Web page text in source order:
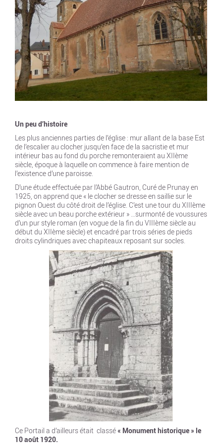
Un peu d’histoire
Les plus anciennes parties de l’église : mur allant de la base Est
de l’escalier au clocher jusqu’en face de la sacristie et mur
intérieur bas au fond du porche remonteraient au XIIème
siècle, époque à laquelle on commence à faire mention de
l’existence d’une paroisse.
D’une étude effectuée par l’Abbé Gautron, Curé de Prunay en
1925, on apprend que « le clocher se dresse en saillie sur le
pignon Ouest du côté droit de l’église. C’est une tour du XIIIème
siècle avec un beau porche extérieur » …surmonté de voussures
d’un pur style roman (en vogue de la fin du VIIIème siècle au
début du XIIème siècle) et encadré par trois séries de pieds
droits cylindriques avec chapiteaux reposant sur socles.
Ce Portail a d’ailleurs était classé « Monument historique » le
10 août 1920.